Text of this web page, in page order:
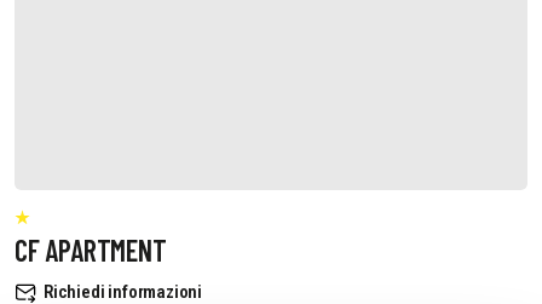
CF APARTMENT
Richiedi informazioni